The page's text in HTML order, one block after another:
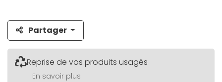
Partager
Reprise de vos produits usagés
En savoir plus